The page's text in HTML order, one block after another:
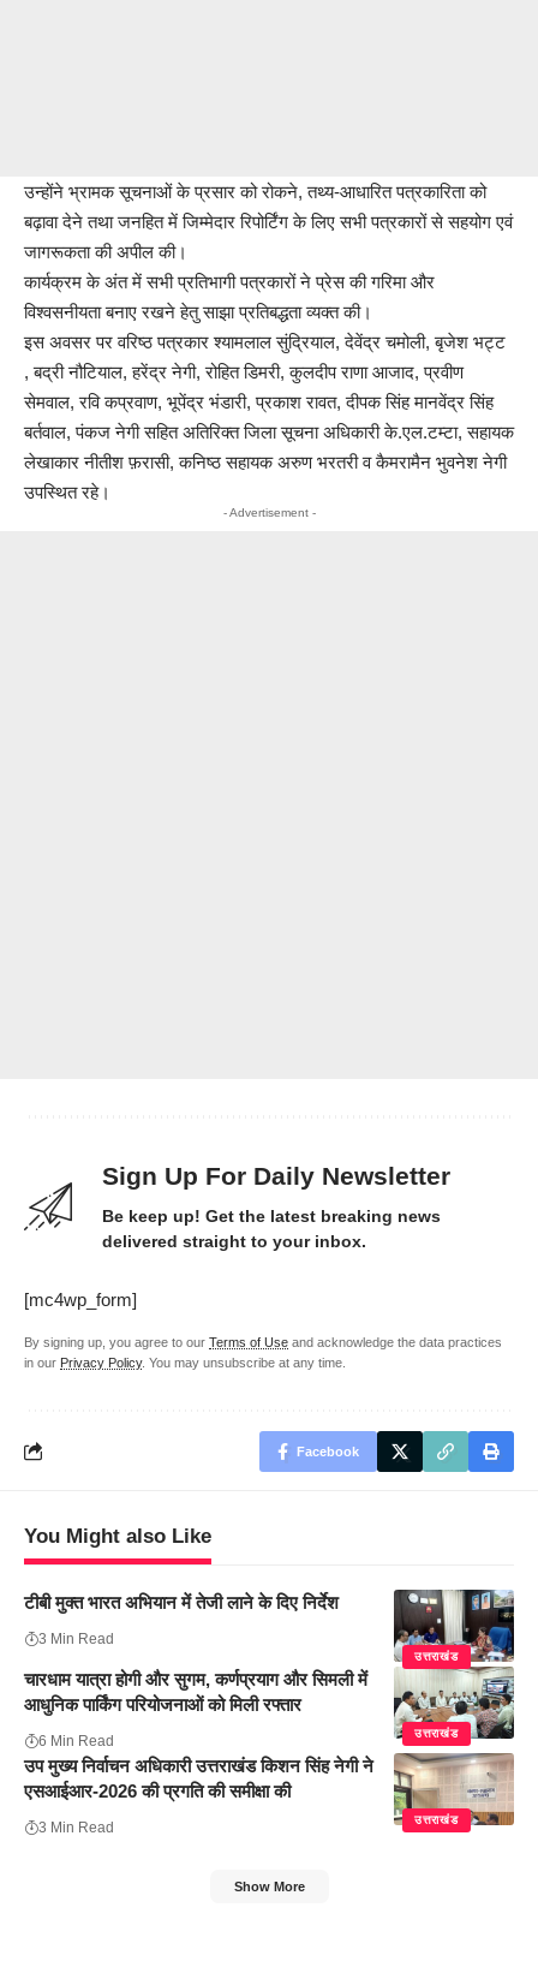
उन्होंने भ्रामक सूचनाओं के प्रसार को रोकने, तथ्य-आधारित पत्रकारिता को
बढ़ावा देने तथा जनहित में जिम्मेदार रिपोर्टिंग के लिए सभी पत्रकारों से सहयोग एवं
जागरूकता की अपील की।
कार्यक्रम के अंत में सभी प्रतिभागी पत्रकारों ने प्रेस की गरिमा और
विश्वसनीयता बनाए रखने हेतु साझा प्रतिबद्धता व्यक्त की।
इस अवसर पर वरिष्ठ पत्रकार श्यामलाल सुंद्रियाल, देवेंद्र चमोली, बृजेश भट्ट
, बद्री नौटियाल, हरेंद्र नेगी, रोहित डिमरी, कुलदीप राणा आजाद, प्रवीण
सेमवाल, रवि कप्रवाण, भूपेंद्र भंडारी, प्रकाश रावत, दीपक सिंह मानवेंद्र सिंह
बर्तवाल, पंकज नेगी सहित अतिरिक्त जिला सूचना अधिकारी के.एल.टम्टा, सहायक
लेखाकार नीतीश फ़रासी, कनिष्ठ सहायक अरुण भरतरी व कैमरामैन भुवनेश नेगी
उपस्थित रहे।
- Advertisement -
Sign Up For Daily Newsletter
Be keep up! Get the latest breaking news
delivered straight to your inbox.
[mc4wp_form]
By signing up, you agree to our Terms of Use and acknowledge the data practices
in our Privacy Policy. You may unsubscribe at any time.
Facebook
You Might also Like
उत्तराखंड
टीबी मुक्त भारत अभियान में तेजी लाने के दिए निर्देश
3 Min Read
उत्तराखंड
चारधाम यात्रा होगी और सुगम, कर्णप्रयाग और सिमली में
आधुनिक पार्किंग परियोजनाओं को मिली रफ्तार
6 Min Read
उत्तराखंड
उप मुख्य निर्वाचन अधिकारी उत्तराखंड किशन सिंह नेगी ने
एसआईआर-2026 की प्रगति की समीक्षा की
3 Min Read
Show More